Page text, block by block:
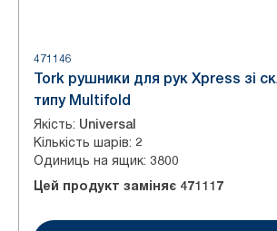
471146
Tork рушники для рук Xpress зі
типу Multifold
Якість: Universal
Кількість шарів: 2
Одиниць на ящик: 3800
Цей продукт заміняє 471117